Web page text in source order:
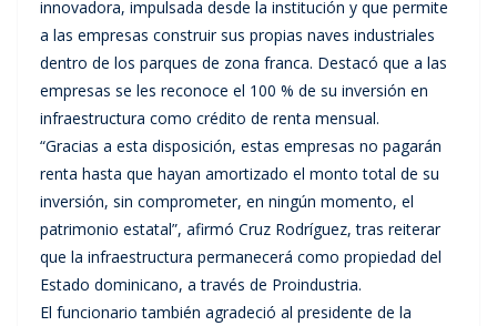
innovadora, impulsada desde la institución y que permite
a las empresas construir sus propias naves industriales
dentro de los parques de zona franca. Destacó que a las
empresas se les reconoce el 100 % de su inversión en
infraestructura como crédito de renta mensual.
“Gracias a esta disposición, estas empresas no pagarán
renta hasta que hayan amortizado el monto total de su
inversión, sin comprometer, en ningún momento, el
patrimonio estatal”, afirmó Cruz Rodríguez, tras reiterar
que la infraestructura permanecerá como propiedad del
Estado dominicano, a través de Proindustria.
El funcionario también agradeció al presidente de la